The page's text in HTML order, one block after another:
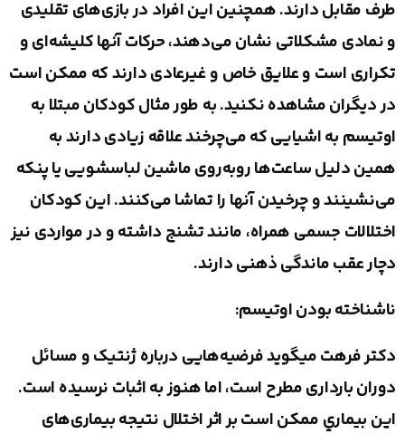
طرف مقابل دارند. همچنین این افراد در بازی‌های تقلیدی
و نمادی مشکلاتی نشان می‌دهند، حرکات آنها کلیشه‌ای و
تکراری است و علایق خاص و غیرعادی دارند که ممکن است
در دیگران مشاهده نكنيد. به طور مثال کودکان مبتلا به
اوتیسم به اشیایی که می‌چرخند علاقه زیادی دارند به
همین دلیل ساعت‌ها روبه‌روی ماشین لباسشویی یا پنکه
می‌نشینند و چرخیدن آنها را تماشا می‌کنند. این کودکان
اختلالات جسمی همراه، مانند تشنج داشته و در مواردی نیز
دچار عقب ‌ماندگی ذهنی دارند.
ناشناخته بودن اوتيسم:
دکتر فرهت میگوید فرضیه‌هایی درباره ژنتیک و مسائل
دوران بارداری مطرح است، اما هنوز به اثبات نرسیده است.
اين بيماري ممکن است بر اثر اختلال نتیجه بیماری‌های